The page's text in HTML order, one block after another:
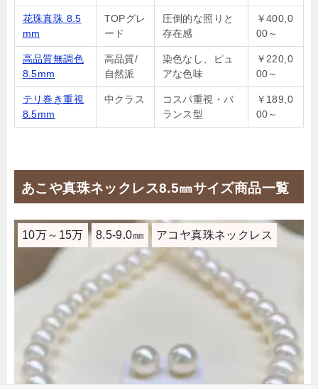
花珠真珠 8.5
mm
TOPグレ
ード
圧倒的な照りと
存在感
￥400,0
00～
高品質無調色
8.5mm
高品質/
自然派
染色なし、ピュ
アな色味
￥220,0
00～
テリ巻き重視
8.5mm
中クラス
コスパ重視・バ
ランス型
￥189,0
00～
あこや真珠ネックレス8.5㎜サイズ商品一覧
10万～15万 8.5-9.0㎜ アコヤ真珠ネックレス